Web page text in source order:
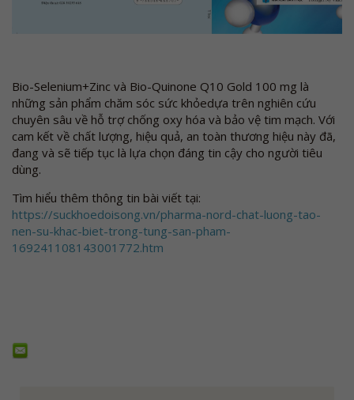
Bio-Selenium+Zinc và Bio-Quinone Q10 Gold 100 mg là
những sản phẩm chăm sóc sức khỏedựa trên nghiên cứu
chuyên sâu về hỗ trợ chống oxy hóa và bảo vệ tim mạch. Với
cam kết về chất lượng, hiệu quả, an toàn thương hiệu này đã,
đang và sẽ tiếp tục là lựa chọn đáng tin cậy cho người tiêu
dùng.
Tìm hiểu thêm thông tin bài viết tại:
https://suckhoedoisong.vn/pharma-nord-chat-luong-tao-
nen-su-khac-biet-trong-tung-san-pham-
169241108143001772.htm